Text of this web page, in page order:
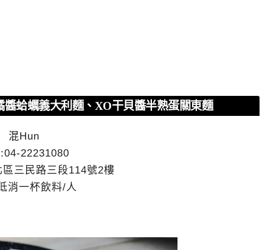
蛤蠣義大利麵、XO干貝醬半熟蛋關東麵
混Hun
04-22231080
區三民路三段114號2樓
消一杯飲料/人